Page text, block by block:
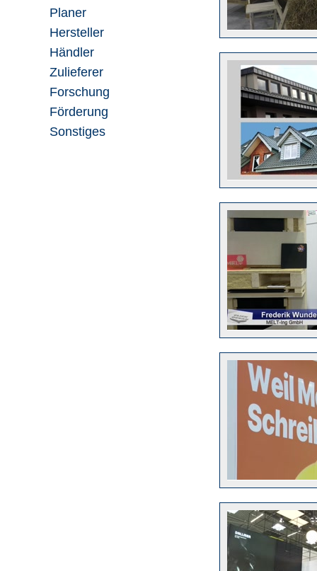
Planer
Hersteller
Händler
Zulieferer
Forschung
Förderung
Sonstiges